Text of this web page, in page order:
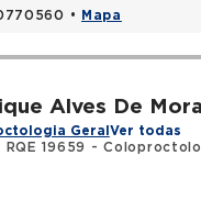
• Mapa
Alves De
Geral Ver todas
RQE 19659 -